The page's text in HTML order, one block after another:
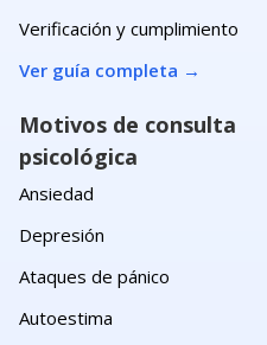
Verificación y cumplimiento
Ver guía completa →
Motivos de consulta
psicológica
Ansiedad
Depresión
Ataques de pánico
Autoestima